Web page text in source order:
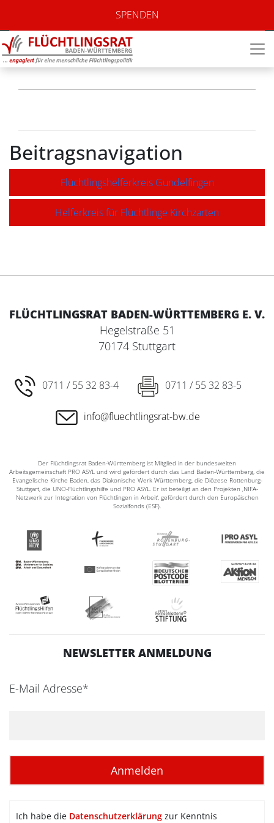
SPENDEN
Willkommen in
Heitersheim e.V.
Beitragsnavigation
Flüchtlingshelferkreis Gundelfingen
Helferkreis für Flüchtlinge Kirchzarten
FLÜCHTLINGSRAT BADEN-WÜRTTEMBERG E. V.
Hegelstraße 51
70174 Stuttgart
0711 / 55 32 83-4 0711 / 55 32 83-5
info@fluechtlingsrat-bw.de
Der Flüchtlingsrat Baden-Württemberg ist Mitglied in der bundesweiten
Arbeitsgemeinschaft PRO ASYL und wird gefördert durch das Land Baden-Württemberg, die
Evangelische Kirche Baden, das Diakonische Werk Württemberg, die Diözese Rottenburg-
Stuttgart, die UNO-Flüchtlingshilfe und PRO ASYL. Er ist beteiligt an den Projekten ‚NIFA-
Netzwerk zur Integration von Flüchtlingen in Arbeit‘, gefördert durch den Europäischen
Sozialfonds (ESF).
NEWSLETTER ANMELDUNG
E-Mail Adresse*
Ich habe die Datenschutzerklärung zur Kenntnis